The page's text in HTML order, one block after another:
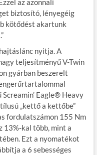
az azonnali
biztosító, lényegéig
kötődést akartunk
nyitja. A
teljesítményű V-Twin
gyárban beszerelt
Eagle® Heavy
„kettő a kettőbe”
fordulatszámon 155 Nm
13%-kal több, mint a
Ezt a nyomatékot
a 6 sebességes